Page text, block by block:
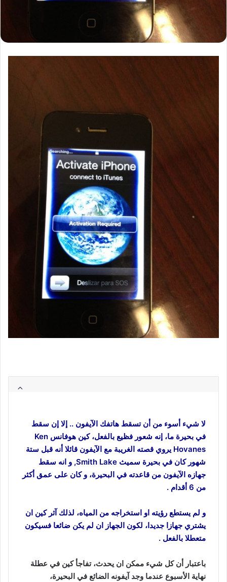
لا شيء أسوء من أن تسقط هاتفك الآيفون .. إلا إن سقط
في بحيرة ما، إنه شعور فظيع بالفعل، كين هوفانس Ken
Hovanes يروي قصته الغريبة مع الآيفون قائلا أنه قبل ستة
شهور كان في بحيرة سميث Smith Lake,
و انه سقط
جهازه الآيفون من قاعدته في البحيرة، و كان على عمق أكثر
من 6 أقدام .
و لم يستطع رؤيته او استخراجه من المياه، لذلك آثر كين ان
يشتري جهازا جديدا، لكون الجهاز ان لم يكن ضائعا فسيكون
متعطلا بالفعل .
باعتبار أن كل شيء ممكن ان يحدث، تفاجأ كين في عطلة
نهاية الأسبوع عندما وجد آيفونه الضائع في البحيرة،